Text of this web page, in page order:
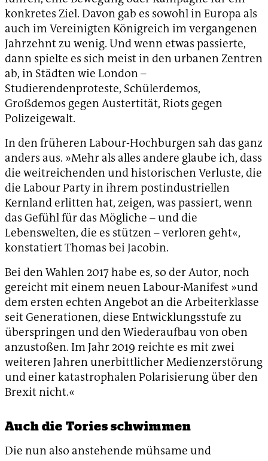
konkretes Ziel. Davon gab es sowohl in Europa als
auch im Vereinigten Königreich im vergangenen
Jahrzehnt zu wenig. Und wenn etwas passierte,
dann spielte es sich meist in den urbanen Zentren
ab, in Städten wie London –
Studierendenproteste, Schülerdemos,
Großdemos gegen Austertität, Riots gegen
Polizeigewalt.
In den früheren Labour-Hochburgen sah das ganz
anders aus. »Mehr als alles andere glaube ich, dass
die weitreichenden und historischen Verluste, die
die Labour Party in ihrem postindustriellen
Kernland erlitten hat, zeigen, was passiert, wenn
das Gefühl für das Mögliche – und die
Lebenswelten, die es stützen – verloren geht«,
konstatiert Thomas bei Jacobin.
Bei den Wahlen 2017 habe es, so der Autor, noch
gereicht mit einem neuen Labour-Manifest »und
dem ersten echten Angebot an die Arbeiterklasse
seit Generationen, diese Entwicklungsstufe zu
überspringen und den Wiederaufbau von oben
anzustoßen. Im Jahr 2019 reichte es mit zwei
weiteren Jahren unerbittlicher Medienzerstörung
und einer katastrophalen Polarisierung über den
Brexit nicht.«
Auch die Tories schwimmen
Die nun also anstehende mühsame und